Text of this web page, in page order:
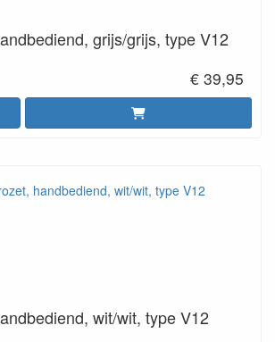
grijs/grijs, type V12
€ 39,95
wit/wit, type V12